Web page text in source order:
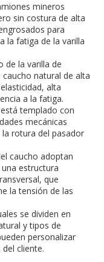
mineros
sin costura de alta
​​para
la fatiga de la varilla
de la varilla de
natural de alta
alta
a la fatiga.
templado con
mecánicas
rotura del pasador
caucho adoptan
estructura
que
la tensión de las
se dividen en
y tipos de
personalizar
del cliente.